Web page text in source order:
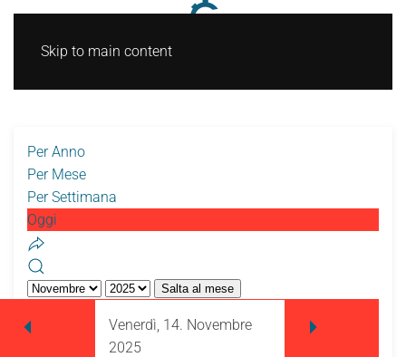
Skip to main content
Per Anno
Per Mese
Per Settimana
Oggi
Salta al mese
Venerdì, 14. Novembre
2025